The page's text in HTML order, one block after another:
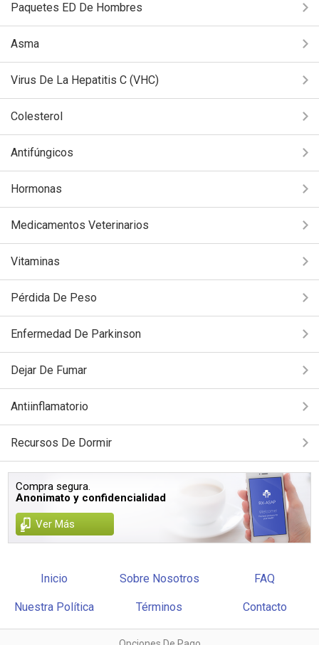
Paquetes ED De Hombres
Asma
Virus De La Hepatitis C (VHC)
Colesterol
Antifúngicos
Hormonas
Medicamentos Veterinarios
Vitaminas
Pérdida De Peso
Enfermedad De Parkinson
Dejar De Fumar
Antiinflamatorio
Recursos De Dormir
Compra segura.
Anonimato y confidencialidad
Ver Más
Inicio Sobre Nosotros FAQ
Nuestra Política Términos Contacto